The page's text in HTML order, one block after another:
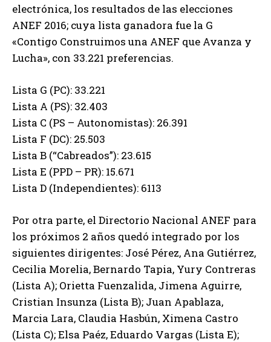
electrónica, los resultados de las elecciones
ANEF 2016; cuya lista ganadora fue la G
«Contigo Construimos una ANEF que Avanza y
Lucha», con 33.221 preferencias.
Lista G (PC): 33.221
Lista A (PS): 32.403
Lista C (PS – Autonomistas): 26.391
Lista F (DC): 25.503
Lista B (“Cabreados”): 23.615
Lista E (PPD – PR): 15.671
Lista D (Independientes): 6113
Por otra parte, el Directorio Nacional ANEF para
los próximos 2 años quedó integrado por los
siguientes dirigentes: José Pérez, Ana Gutiérrez,
Cecilia Morelia, Bernardo Tapia, Yury Contreras
(Lista A); Orietta Fuenzalida, Jimena Aguirre,
Cristian Insunza (Lista B); Juan Apablaza,
Marcia Lara, Claudia Hasbún, Ximena Castro
(Lista C); Elsa Paéz, Eduardo Vargas (Lista E);